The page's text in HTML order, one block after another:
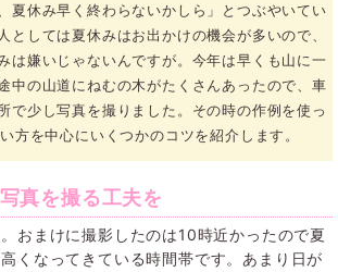
夏休み早く終わらないかしら」とつぶやいてい
としては夏休みはお出かけの機会が多いので、
は嫌いじゃないんですが。今年は早くも山に一
中の山道にねむの木がたくさんあったので、車
で少し写真を撮りました。その時の作例を使っ
方を中心にいくつかのコツを紹介します。
真を撮る工夫を
おまけに撮影したのは10時近かったので夏
くなってきている時間帯です。あまり日が